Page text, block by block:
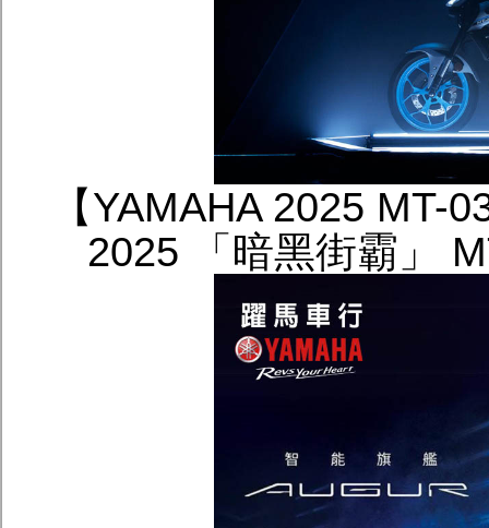
【YAMAHA 2025 MT-
2025 「暗黑街霸」